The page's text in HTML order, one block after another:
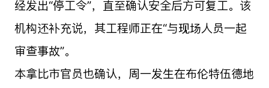
经发出“停工令”，直至确认安全后方可复工。该
机构还补充说，其工程师正在“与现场人员一起
审查事故”。
本拿比市官员也确认，周一发生在布伦特伍德地